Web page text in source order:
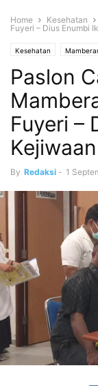
Home Kesehatan
Fuyeri – Dius Enumbi
Kesehatan
Paslon
Fuyeri –
By Redaksi - 1